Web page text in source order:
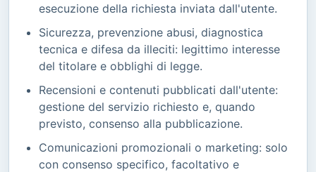
esecuzione della richiesta inviata dall'utente.
Sicurezza, prevenzione abusi, diagnostica
tecnica e difesa da illeciti: legittimo interesse
del titolare e obblighi di legge.
Recensioni e contenuti pubblicati dall'utente:
gestione del servizio richiesto e, quando
previsto, consenso alla pubblicazione.
Comunicazioni promozionali o marketing: solo
con consenso specifico, facoltativo e